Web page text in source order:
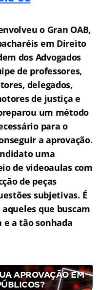
o Gran OAB,
em Direito
dos Advogados
de professores,
delegados,
de justiça e
um método
para o
a aprovação.
uma
de videoaulas com
de peças
subjetivas. É
que buscam
a tão sonhada
APROVAÇÃO EM